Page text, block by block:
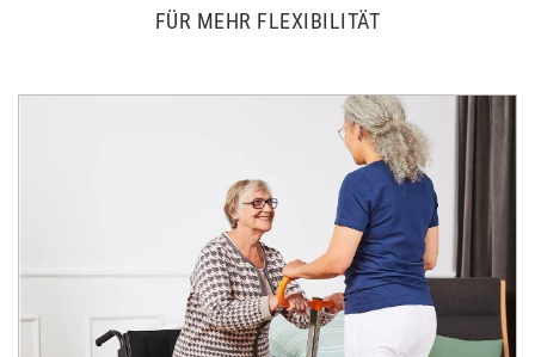
FÜR MEHR FLEXIBILITÄT